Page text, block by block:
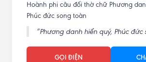
Hoành phi câu đối thờ chữ Phương
Phúc đức song toàn
“Phương danh hiển quý, Phúc đức
GỌI ĐIỆN